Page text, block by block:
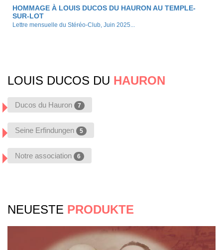
HOMMAGE À LOUIS DUCOS DU HAURON AU TEMPLE-
SUR-LOT
Lettre mensuelle du Stéréo-Club, Juin 2025...
LOUIS DUCOS DU HAURON
Ducos du Hauron 7
Seine Erfindungen 5
Notre association 6
NEUESTE PRODUKTE